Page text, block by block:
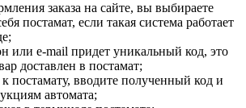
заказа на сайте, вы выбираете
постамат, если такая система работает
или e-mail придет уникальный код, это
доставлен в постамат;
постамату, вводите полученный код и
автомата;